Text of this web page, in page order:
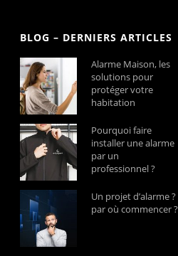
BLOG – DERNIERS ARTICLES
Alarme Maison, les
solutions pour
protéger votre
habitation
Pourquoi faire
installer une alarme
par un
professionnel ?
Un projet d’alarme ?
par où commencer ?